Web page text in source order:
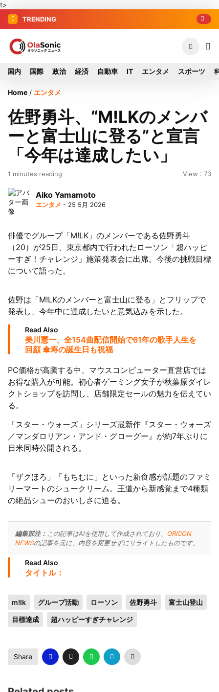
t>
TRENDING
国内 国際 政治 経済 自動車 IT エンタメ スポーツ
Home / エンタメ
佐野勇斗、“M!LKのメンバ
ーと富士山に登る”と宣言
「今年は達成したい」
1 minutes reading View : 73
Aiko Yamamoto
エンタメ - 25 5月 2026
俳優でグループ「M!LK」のメンバーである佐野勇斗
（20）が25日、東京都内で行われたローソン「超ハッピ
ーすぎ！チャレンジ」施策発表会に出席。今後の挑戦目標
について語った。
佐野は「M!LKのメンバーと富士山に登る」とフリップで
発表し、今年中に達成したいと意気込みを示した。
Read Also
美川憲一、全154曲配信開始で61年の歌手人生を
回顧 傘寿の誕生日も祝福
PC価格が高騰する中、マウスコンピューター直営店では
お得な購入が可能。初心者ゲーミング女子が秋葉原ダイレ
クトショップを訪問し、店舗限定セールの魅力を伝えてい
る。
「スター・ウォーズ」シリーズ最新作『スター・ウォーズ
／マンダロリアン・アンド・グローグー』が約7年ぶりに
日米同時公開される。
「ザクほろ」「もちむに」といった新食感が話題のファミ
リーマートのシュークリーム。王道から新感覚まで4種類
の絶品シューのおいしさに迫る。
編集部注： この記事はAIを使用して作成されており、 ORICON
NEWSの記事を元に、内容を変更せずにリライトしたものです。
Read Also
タイトル：
m!lk グループ活動 ローソン 佐野勇斗 富士山登山
目標達成 超ハッピーすぎチャレンジ
Share